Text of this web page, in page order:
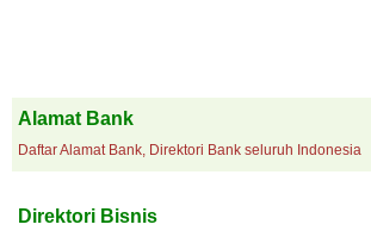
Alamat Bank
Daftar Alamat Bank, Direktori Bank seluruh Indonesia
Direktori Bisnis